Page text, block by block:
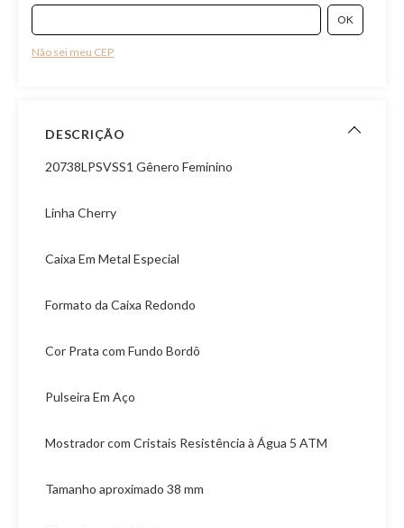
Não sei meu CEP
DESCRIÇÃO
20738LPSVSS1 Gênero Feminino
Linha Cherry
Caixa Em Metal Especial
Formato da Caixa Redondo
Cor Prata com Fundo Bordô
Pulseira Em Aço
Mostrador com Cristais Resistência à Água 5 ATM
Tamanho aproximado 38 mm